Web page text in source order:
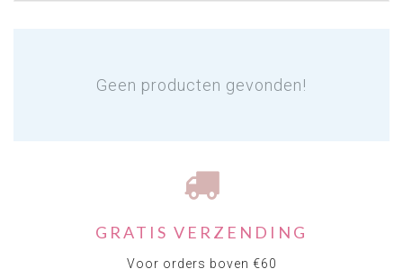
Geen producten gevonden!
GRATIS VERZENDING
Voor orders boven €60